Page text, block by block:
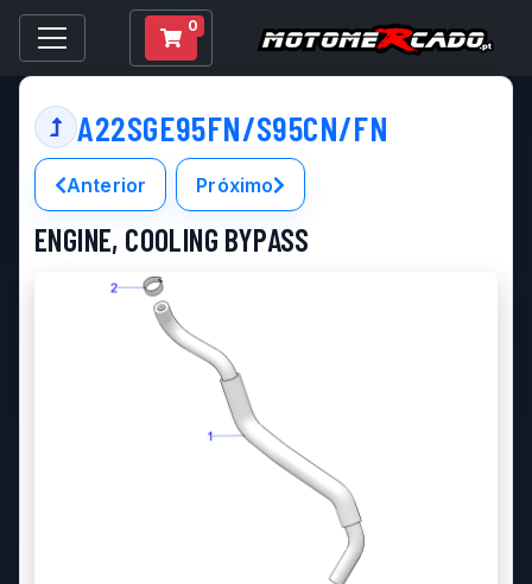
0
A22SGE95FN/S95CN/FN
Anterior Próximo
ENGINE, COOLING BYPASS